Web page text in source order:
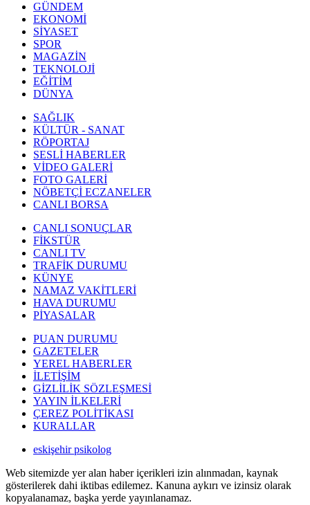
GÜNDEM
EKONOMİ
SİYASET
SPOR
MAGAZİN
TEKNOLOJİ
EĞİTİM
DÜNYA
SAĞLIK
KÜLTÜR - SANAT
RÖPORTAJ
SESLİ HABERLER
VİDEO GALERİ
FOTO GALERİ
NÖBETÇİ ECZANELER
CANLI BORSA
CANLI SONUÇLAR
FİKSTÜR
CANLI TV
TRAFİK DURUMU
KÜNYE
NAMAZ VAKİTLERİ
HAVA DURUMU
PİYASALAR
PUAN DURUMU
GAZETELER
YEREL HABERLER
İLETİŞİM
GİZLİLİK SÖZLEŞMESİ
YAYIN İLKELERİ
ÇEREZ POLİTİKASI
KURALLAR
eskişehir psikolog
Web sitemizde yer alan haber içerikleri izin alınmadan, kaynak
gösterilerek dahi iktibas edilemez. Kanuna aykırı ve izinsiz olarak
kopyalanamaz, başka yerde yayınlanamaz.